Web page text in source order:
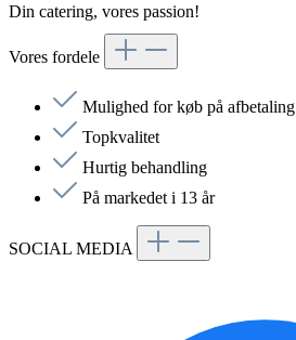
Din catering, vores passion!
Vores fordele
Mulighed for køb på afbetaling
Topkvalitet
Hurtig behandling
På markedet i 13 år
SOCIAL MEDIA